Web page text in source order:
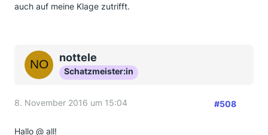
auch auf meine Klage zutrifft.
nottele
Schatzmeister:in
8. November 2016 um 15:04 #508
Hallo @ all!